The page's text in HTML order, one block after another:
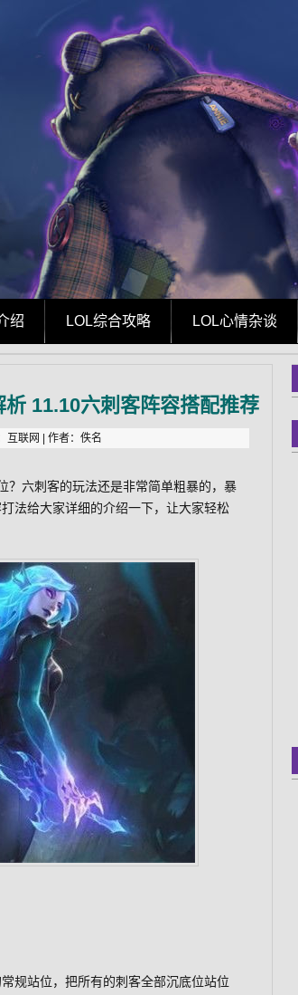
绍 LOL综合攻略 LOL心情杂谈
11.10六刺客阵容搭配推荐
互联网 | 作者：佚名
？六刺客的玩法还是非常简单粗暴的，暴
法给大家详细的介绍一下，让大家轻松
规站位，把所有的刺客全部沉底位站位